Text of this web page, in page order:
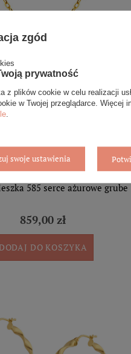
585 serce ażurowe grube
859,00 zł
DODAJ DO KOSZYKA
zgód
prywatność
z plików cookie w celu realizacji
w Twojej przeglądarce. Więcej
swoje ustawienia